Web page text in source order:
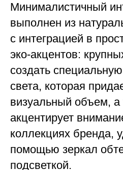
Минималистичный
выполнен из
с интеграцией в
эко-акцентов:
создать
света, которая
визуальный объем, а
акцентирует
коллекциях бренда,
помощью зеркал
подсветкой.